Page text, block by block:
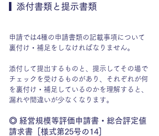
  添付書類と提示書類
申請では4種の申請書類の記載事項について
裏付け・補足をしなければなりません。
添付して提出するものと、提示してその場で
チェックを受けるものがあり、それぞれが何
を裏付け・補足しているのかを理解すると、
漏れや間違いが少なくなります。
◎ 経営規模等評価申請書・総合評定値
請求書［様式第25号の14］